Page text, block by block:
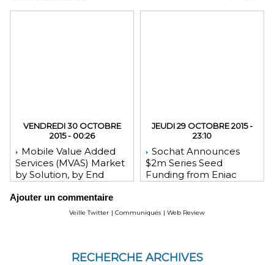
VENDREDI 30 OCTOBRE
2015 - 00:26
Mobile Value Added
Services (MVAS) Market
by Solution, by End
Geography - Global
Forecast and Analysis to
JEUDI 29 OCTOBRE 2015 -
23:10
Sochat Announces
$2m Series Seed
Funding from Eniac
Zhang
Ajouter un commentaire
Veille Twitter | Communiqués | Web Review
RECHERCHE ARCHIVES